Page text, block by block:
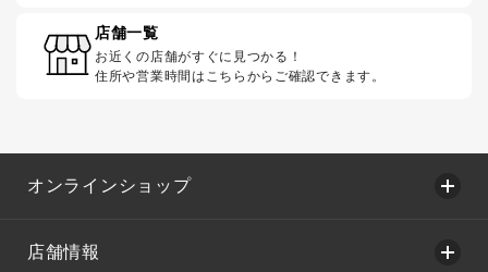
店舗一覧
お近くの店舗がすぐに見つかる！
住所や営業時間はこちらからご確認できます。
オンラインショップ
店舗情報